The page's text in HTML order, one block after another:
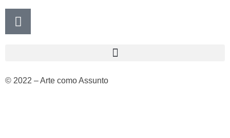
© 2022 – Arte como Assunto